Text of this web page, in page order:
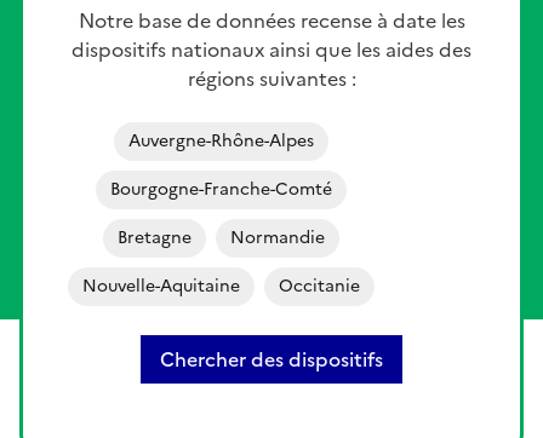
Notre base de données recense à date les
dispositifs nationaux ainsi que les aides des
régions suivantes :
Auvergne-Rhône-Alpes
Bourgogne-Franche-Comté
Bretagne
Normandie
Nouvelle-Aquitaine
Occitanie
Chercher des dispositifs